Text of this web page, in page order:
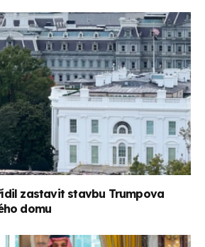
zastavit stavbu Trumpova
domu